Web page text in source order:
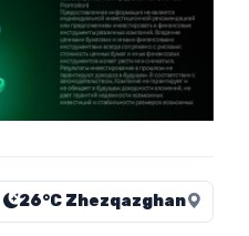
26°C Zhezqazghan